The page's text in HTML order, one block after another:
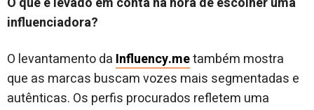
influenciadora?
O levantamento da Influency.metambém mostra
que as marcas buscam vozes mais segmentadas e
autênticas. Os perfis procurados refletem uma